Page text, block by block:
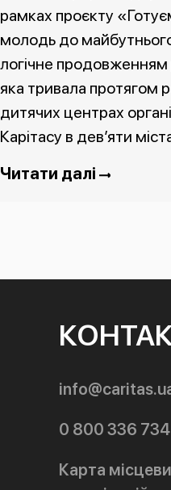
рамках проєкту
молодь до
логічне
яка тривала протягом
дитячих центрах
Карітасу в дев’яти
Читати далі
0 800 336 734
Карта